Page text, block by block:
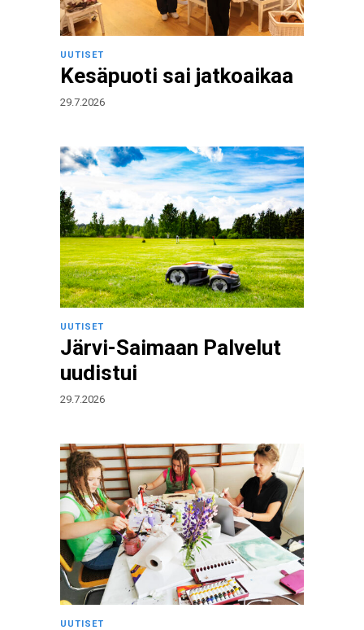
UUTISET
Kesäpuoti sai jatkoaikaa
29.7.2026
UUTISET
Järvi-Saimaan Palvelut
uudistui
29.7.2026
UUTISET